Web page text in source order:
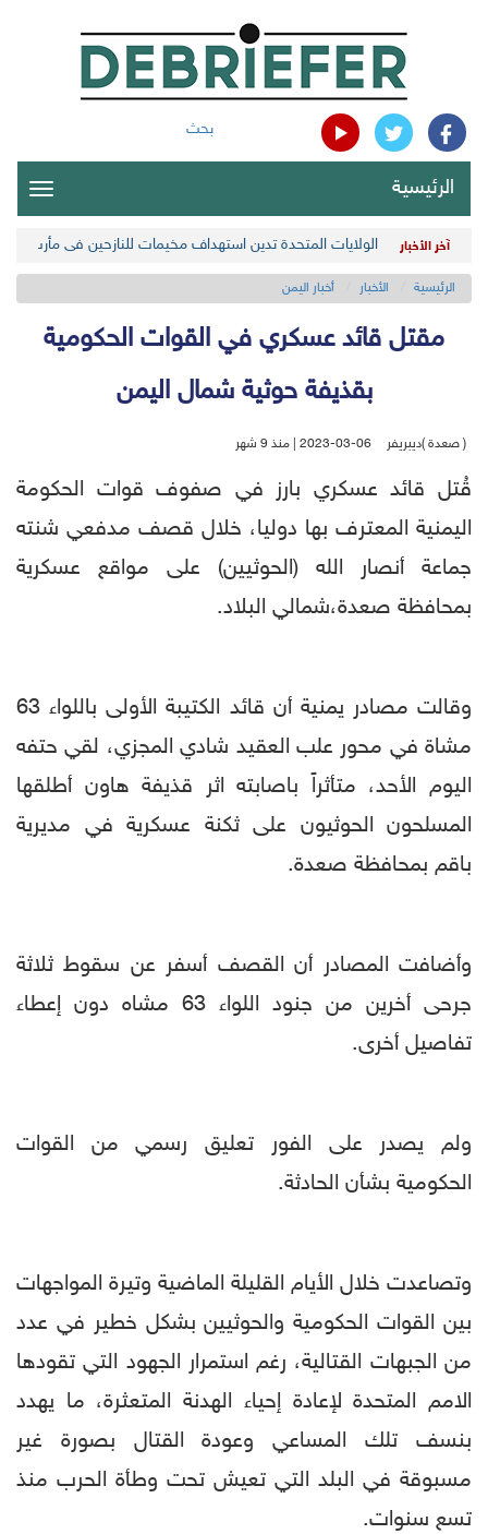
بحث
الرئيسية
آخر الأخبار الولايات المتحدة تدين استهداف مخيمات للنازحين في مأرب
الرئيسية الأخبار أخبار اليمن
مقتل قائد عسكري في القوات الحكومية
بقذيفة حوثية شمال اليمن
( صعدة )ديبريفر 2023-03-06 | منذ 9 شهر
قُتل قائد عسكري بارز في صفوف قوات الحكومة
اليمنية المعترف بها دوليا، خلال قصف مدفعي شنته
جماعة أنصار الله (الحوثيين) على مواقع عسكرية
بمحافظة صعدة،شمالي البلاد.
وقالت مصادر يمنية أن قائد الكتيبة الأولى باللواء 63
مشاة في محور علب العقيد شادي المجزي، لقي حتفه
اليوم الأحد، متأثراً باصابته اثر قذيفة هاون أطلقها
المسلحون الحوثيون على ثكنة عسكرية في مديرية
باقم بمحافظة صعدة.
وأضافت المصادر أن القصف أسفر عن سقوط ثلاثة
جرحى أخرين من جنود اللواء 63 مشاه دون إعطاء
تفاصيل أخرى.
ولم يصدر على الفور تعليق رسمي من القوات
الحكومية بشأن الحادثة.
وتصاعدت خلال الأيام القليلة الماضية وتيرة المواجهات
بين القوات الحكومية والحوثيين بشكل خطير في عدد
من الجبهات القتالية، رغم استمرار الجهود التي تقودها
الامم المتحدة لإعادة إحياء الهدنة المتعثرة، ما يهدد
بنسف تلك المساعي وعودة القتال بصورة غير
مسبوقة في البلد التي تعيش تحت وطأة الحرب منذ
تسع سنوات.